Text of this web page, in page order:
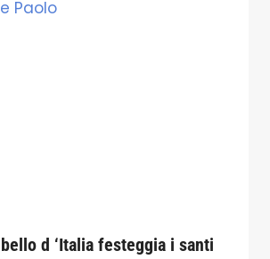
d ‘Italia festeggia i santi